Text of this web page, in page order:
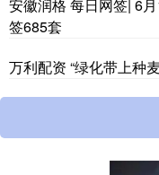
安徽润格 每日网签| 6
签685套
万利配资 “绿化带上种